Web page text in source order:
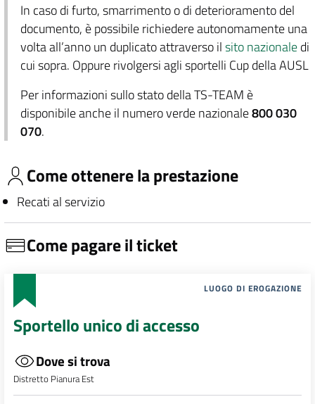
In caso di furto, smarrimento o di deterioramento del
documento, è possibile richiedere autonomamente una
volta all’anno un duplicato attraverso ilsito nazionaledi
cui sopra. Oppure rivolgersi agli sportelli Cup della AUSL
Per informazioni sullo stato della TS-TEAM è
disponibile anche il numero verde nazionale800 030
070.
Come ottenere la prestazione
Recati al servizio
Come pagare il ticket
LUOGO DI EROGAZIONE
Sportello unico di accesso
Dove si trova
Distretto Pianura Est